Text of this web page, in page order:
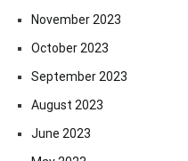
November 2023
October 2023
September 2023
August 2023
June 2023